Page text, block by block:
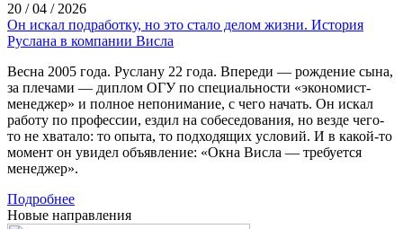
20 / 04 / 2026
Он искал подработку, но это стало делом жизни. История
Руслана в компании Висла
Весна 2005 года. Руслану 22 года. Впереди — рождение сына,
за плечами — диплом ОГУ по специальности «экономист-
менеджер» и полное непонимание, с чего начать. Он искал
работу по профессии, ездил на собеседования, но везде чего-
то не хватало: то опыта, то подходящих условий. И в какой-то
момент он увидел объявление: «Окна Висла — требуется
менеджер».
Подробнее
Новые направления